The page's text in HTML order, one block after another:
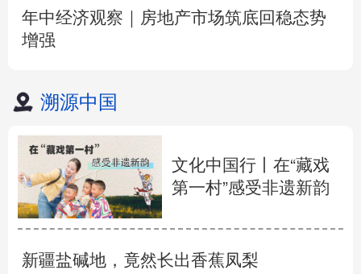
年中经济观察｜房地产市场筑底回稳态势
增强
溯源中国
文化中国行丨在“藏戏
第一村”感受非遗新韵
新疆盐碱地，竟然长出香蕉凤梨